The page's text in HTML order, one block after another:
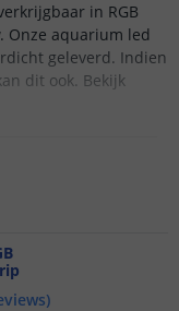
in RGB
Onze aquarium led
geleverd. Indien
dit ook. Bekijk
)